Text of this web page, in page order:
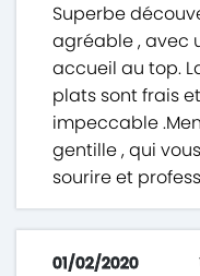
Superbe
agréable , avec
accueil au top.
plats sont frais
impeccable
gentille , qui
sourire et
01/02/2020